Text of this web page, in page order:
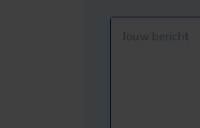
Jouw bericht